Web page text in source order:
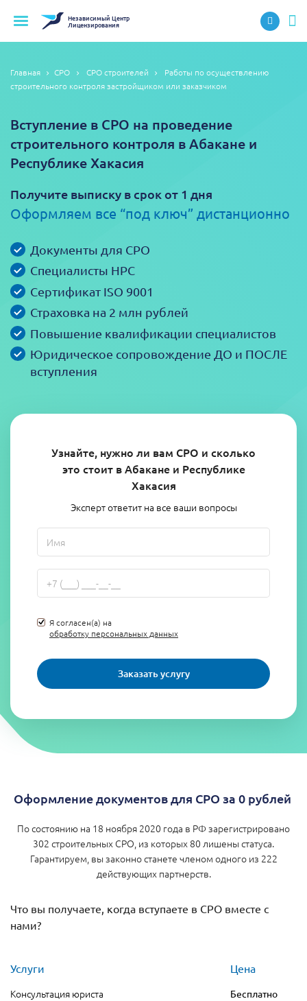
НезависимыйЦентр
Лицензирования
Главная СРО СРО строителей
Работы по осуществлению
строительного контроля застройщиком или заказчиком
Узнайте, нужно ли вам СРО и сколько
это стоит в Абакане и Республике
Хакасия
Эксперт ответит на все ваши вопросы
Я согласен(а) на
обработку персональных данных
Заказать услугу
Вступление в СРО на проведение
строительного контроля в Абакане и
Республике Хакасия
Получите выписку в срок от 1 дня
Оформляем все “под ключ” дистанционно
Документы для СРО
Специалисты НРС
Сертификат ISO 9001
Страховка на 2 млн рублей
Повышение квалификации специалистов
Юридическое сопровождение ДО и ПОСЛЕ
вступления
Оформление документов для СРО за 0 рублей
По состоянию на 18 ноября 2020 года в РФ зарегистрировано
302 строительных СРО, из которых 80 лишены статуса.
Гарантируем, вы законно станете членом одного из 222
действующих партнерств.
Что вы получаете, когда вступаете в СРО вместе с
нами?
Услуги
Цена
Консультация юриста
Бесплатно